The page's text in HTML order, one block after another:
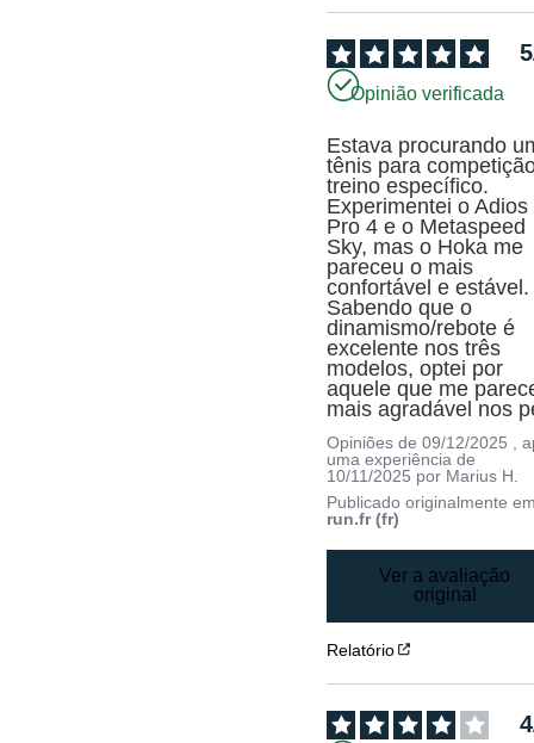
5
Opinião verificada
Estava procurando
tênis para
treino específico.
Experimentei o Adios
Pro 4 e o Metaspeed
Sky, mas o Hoka me
pareceu o mais
confortável e estável.
Sabendo que o
dinamismo/rebote é
excelente nos três
modelos, optei por
aquele que me
mais agradável nos
Opiniões de09/12/2025
,
uma experiência de
10/11/2025 por Marius H.
Publicado originalmente
run.fr (fr)
Ver a avaliação
original
Relatório
4